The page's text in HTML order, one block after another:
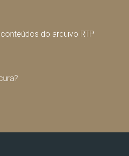
do arquivo RTP